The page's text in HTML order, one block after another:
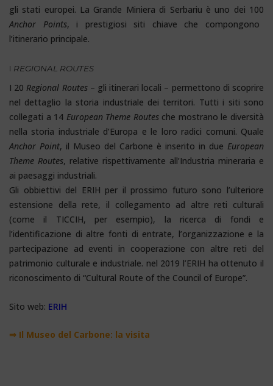
gli stati europei. La Grande Miniera di Serbariu è uno dei 100
Anchor Points, i prestigiosi siti chiave che compongono
l’itinerario principale.
I REGIONAL ROUTES
I 20 Regional Routes– gli itinerari locali – permettono di scoprire
nel dettaglio la storia industriale dei territori. Tutti i siti sono
collegati a 14 European Theme Routes che mostrano le diversità
nella storia industriale d’Europa e le loro radici comuni. Quale
Anchor Point, il Museo del Carbone è inserito in due European
Theme Routes, relative rispettivamente all’Industria mineraria e
ai paesaggi industriali.
Gli obbiettivi del ERIH per il prossimo futuro sono l’ulteriore
estensione della rete, il collegamento ad altre reti culturali
(come il TICCIH, per esempio), la ricerca di fondi e
l’identificazione di altre fonti di entrate, l’organizzazione e la
partecipazione ad eventi in cooperazione con altre reti del
patrimonio culturale e industriale. nel 2019 l’ERIH ha ottenuto il
riconoscimento di “Cultural Route of the Council of Europe”.
Sito web: ERIH
⇒ Il Museo del Carbone: la visita